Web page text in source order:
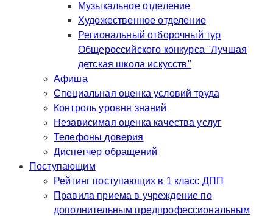
Музыкальное отделение
Художественное отделение
Региональный отборочный тур
Общероссийского конкурса "Лучшая
детская школа искусств"
Афиша
Специальная оценка условий труда
Контроль уровня знаний
Независимая оценка качества услуг
Телефоны доверия
Диспетчер обращений
Поступающим
Рейтинг поступающих в 1 класс ДПП
Правила приема в учреждение по
дополнительным предпрофессиональным